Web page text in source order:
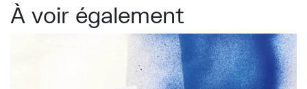
À voir également